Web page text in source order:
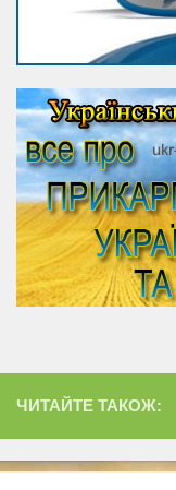
ЧИТАЙТЕ ТАКОЖ: